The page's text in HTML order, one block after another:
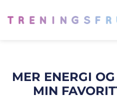
MER ENERGI
MIN